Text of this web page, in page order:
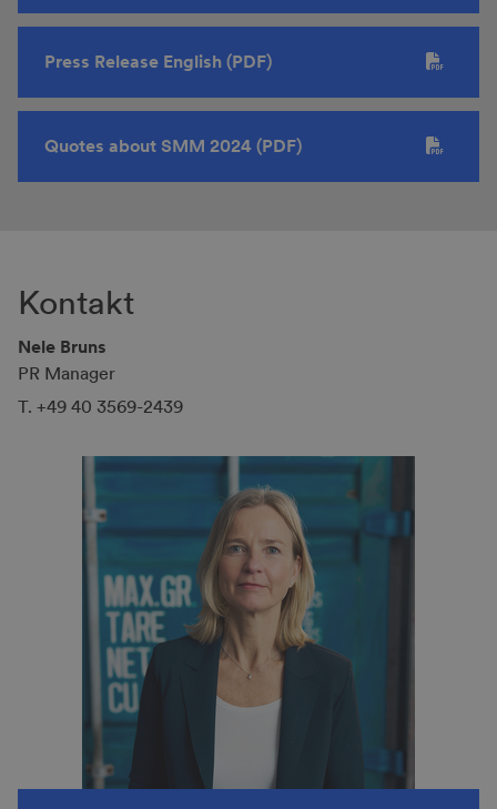
Press Release English (PDF)
Quotes about SMM 2024 (PDF)
Kontakt
Nele Bruns
PR Manager
T. +49 40 3569-2439